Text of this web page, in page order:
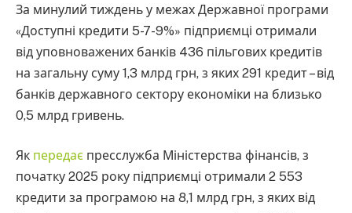
За минулий тиждень у межах Державної програми
«Доступні кредити 5-7-9%» підприємці отримали
від уповноважених банків 436 пільгових кредитів
на загальну суму 1,3 млрд грн, з яких 291 кредит – від
банків державного сектору економіки на близько
0,5 млрд гривень.
Як передає пресслужба Міністерства фінансів, з
початку 2025 року підприємці отримали 2 553
кредити за програмою на 8,1 млрд грн, з яких від